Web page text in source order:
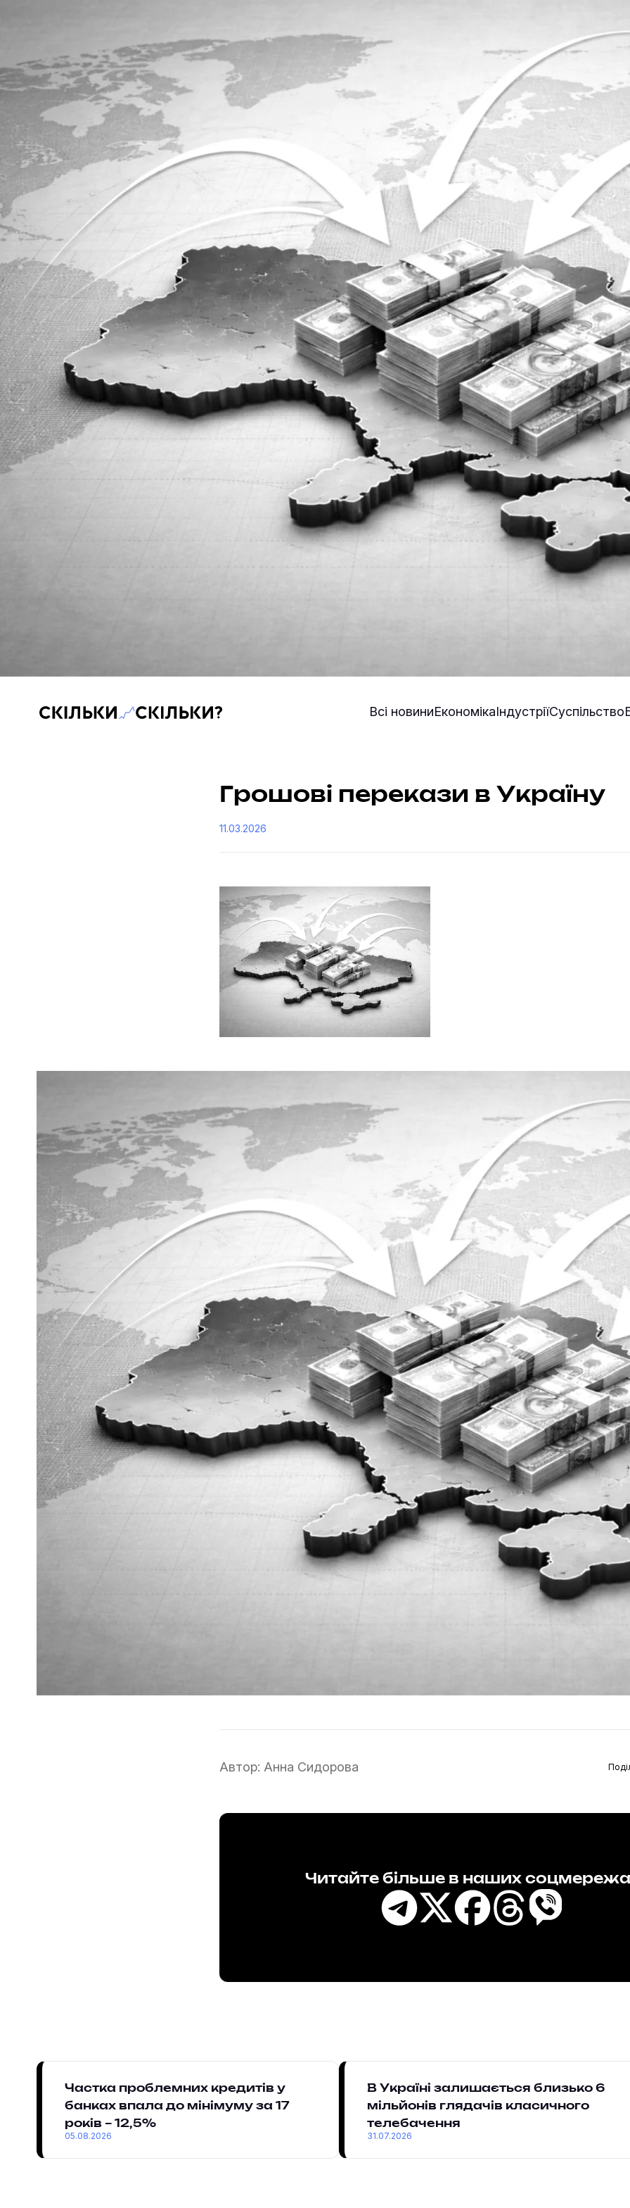
Скільки-скільки? — Медіа про суспільні дані Всі новиниЕкономікаІндустріїСуспільство
Грошові перекази в Україну
11.03.2026
Автор: Анна Сидорова
Читайте більше в наших
Частка проблемних кредитів у
банках впала до мінімуму за 17
років – 12,5%
05.08.2026
В Україні залишається близько 6
мільйонів глядачів класичного
телебачення
31.07.2026